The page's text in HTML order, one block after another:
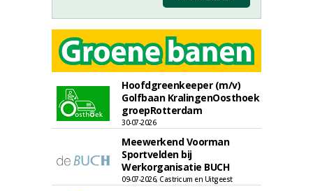
Hoofdgreenkeeper (m/v)
Golfbaan KralingenOosthoek
groepRotterdam
30-07-2026
Meewerkend Voorman
Sportvelden bij
Werkorganisatie BUCH
09-07-2026, Castricum en Uitgeest